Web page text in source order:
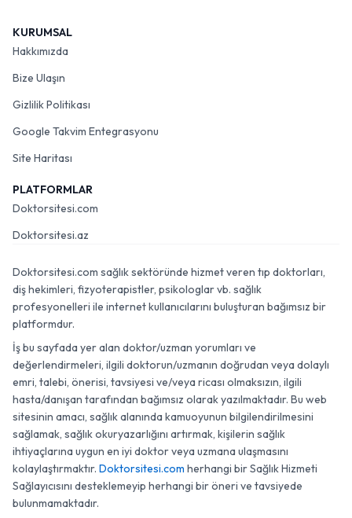
KURUMSAL
Hakkımızda
Bize Ulaşın
Gizlilik Politikası
Google Takvim Entegrasyonu
Site Haritası
PLATFORMLAR
Doktorsitesi.com
Doktorsitesi.az
Doktorsitesi.com sağlık sektöründe hizmet veren tıp doktorları,
diş hekimleri, fizyoterapistler, psikologlar vb. sağlık
profesyonelleri ile internet kullanıcılarını buluşturan bağımsız bir
platformdur.
İş bu sayfada yer alan doktor/uzman yorumları ve
değerlendirmeleri, ilgili doktorun/uzmanın doğrudan veya dolaylı
emri, talebi, önerisi, tavsiyesi ve/veya ricası olmaksızın, ilgili
hasta/danışan tarafından bağımsız olarak yazılmaktadır. Bu web
sitesinin amacı, sağlık alanında kamuoyunun bilgilendirilmesini
sağlamak, sağlık okuryazarlığını artırmak, kişilerin sağlık
ihtiyaçlarına uygun en iyi doktor veya uzmana ulaşmasını
kolaylaştırmaktır. Doktorsitesi.com herhangi bir Sağlık Hizmeti
Sağlayıcısını desteklemeyip herhangi bir öneri ve tavsiyede
bulunmamaktadır.